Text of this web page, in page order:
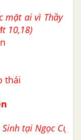
mặt ai vì Thầy để
10,18)
thái
tại Ngọc Cục,